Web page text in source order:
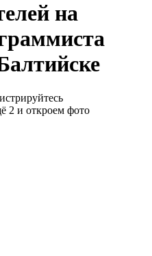
на
2 и откроем фото